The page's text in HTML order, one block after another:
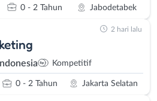
0 - 2 Tahun Jabodetabek
Kompetitif
0 - 2 Tahun Jakarta Selatan
2 hari lalu